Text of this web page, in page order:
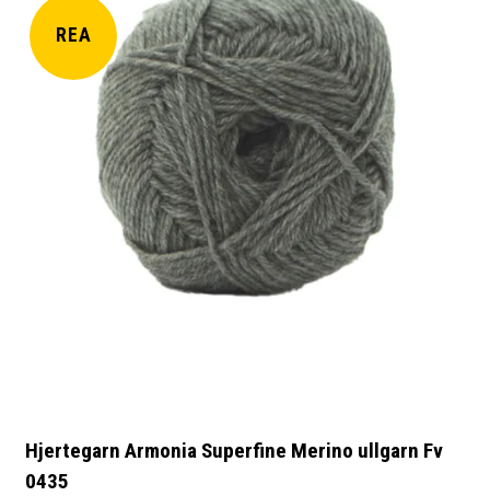
REA
Hjertegarn Armonia Superfine Merino ullgarn Fv
0435